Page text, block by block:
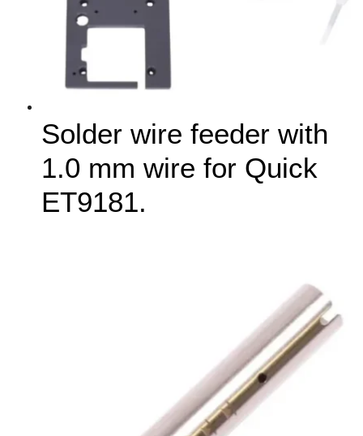
Solder wire feeder with
1.0 mm wire for Quick
ET9181.